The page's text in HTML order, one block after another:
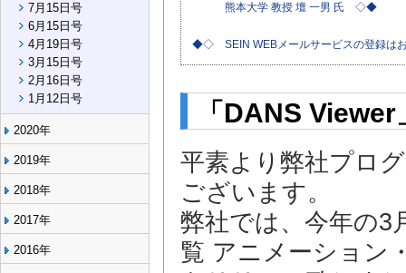
7月15日号
6月15日号
4月19日号
3月15日号
2月16日号
1月12日号
2020年
2019年
2018年
2017年
2016年
熊本大学 教授 壇 一男 氏 ◇◆
◆◇ SEIN WEBメールサービスの登録
「DANS
平素より弊社プロ
ございます。
弊社では、今年の3
覧 アニメーション